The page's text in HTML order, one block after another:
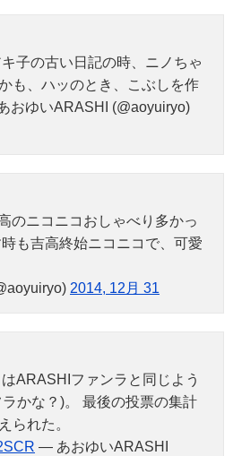
子の古い日記の時、ニノちゃ
も、ハッのとき、こぶしを作
おゆいARASHI (@aoyuiryo)
のニコニコおしゃべり多かっ
も吉高終始ニコニコで、可愛
2014, 12月 31
ARASHIファンラと同じよう
かな？)。 最後の投票の集計
られた。
— あおゆいARASHI